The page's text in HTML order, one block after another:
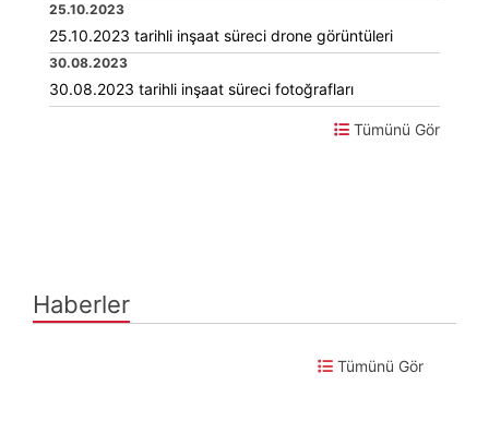
25.10.2023
25.10.2023 tarihli inşaat süreci drone görüntüleri
30.08.2023
30.08.2023 tarihli inşaat süreci fotoğrafları
Tümünü Gör
Haberler
Tümünü Gör